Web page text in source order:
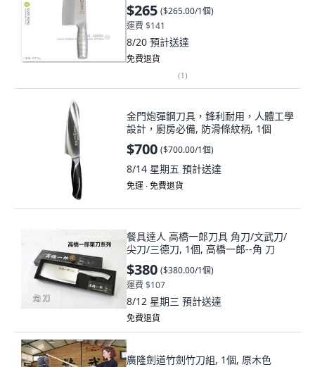
$265 ($265.00/1個)
運費 $141
8/20 預計送達
免費退貨
(1)
金門炮彈鋼刀具，鋒利耐用，人體工學
設計，廚房必備, 防滑條紋柄, 1個
$700 ($700.00/1個)
8/14 星期五 預計送達
免運 ∙ 免費退貨
餐具達人 高橋一郎刀具 角刀/文武刀/
尖刀/三德刀, 1個, 高橋一郎--角 刀
$380 ($380.00/1個)
運費 $107
8/12 星期三 預計送達
免費退貨
廣隆劍道竹劍竹刀組, 1個, 原木色